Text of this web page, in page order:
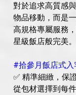
對於追求高質感
物品移動，而是
高規格專屬服務
星級飯店般完美。
#拾參月飯店式入
✅ 精準細緻，保
從包材選擇到每